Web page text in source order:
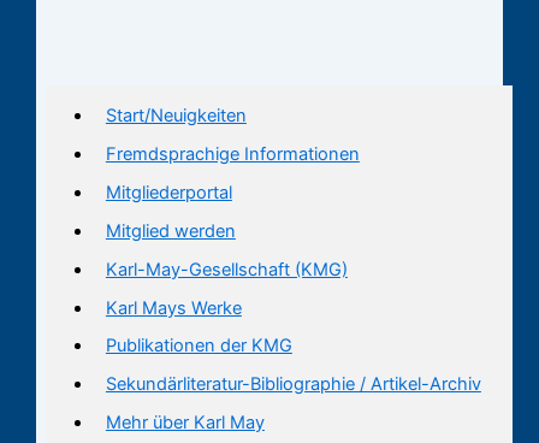
Start/Neuigkeiten
Fremdsprachige Informationen
Mitgliederportal
Mitglied werden
Karl-May-Gesellschaft (KMG)
Karl Mays Werke
Publikationen der KMG
Sekundärliteratur-Bibliographie / Artikel-Archiv
Mehr über Karl May